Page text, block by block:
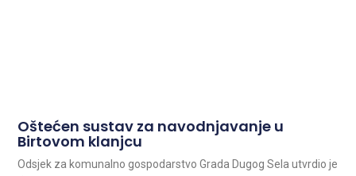
Oštećen sustav za navodnjavanje u
Birtovom klanjcu
Odsjek za komunalno gospodarstvo Grada Dugog Sela utvrdio je